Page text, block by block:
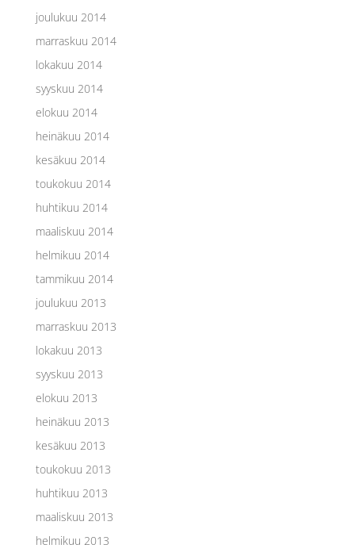
joulukuu 2014
marraskuu 2014
lokakuu 2014
syyskuu 2014
elokuu 2014
heinäkuu 2014
kesäkuu 2014
toukokuu 2014
huhtikuu 2014
maaliskuu 2014
helmikuu 2014
tammikuu 2014
joulukuu 2013
marraskuu 2013
lokakuu 2013
syyskuu 2013
elokuu 2013
heinäkuu 2013
kesäkuu 2013
toukokuu 2013
huhtikuu 2013
maaliskuu 2013
helmikuu 2013